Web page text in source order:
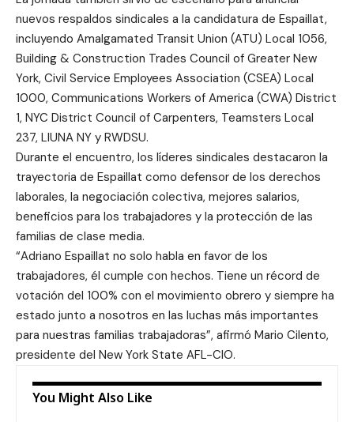
nuevos respaldos sindicales a la candidatura de Espaillat,
incluyendo Amalgamated Transit Union (ATU) Local 1056,
Building & Construction Trades Council of Greater New
York, Civil Service Employees Association (CSEA) Local
1000, Communications Workers of America (CWA) District
1, NYC District Council of Carpenters, Teamsters Local
237, LIUNA NY y RWDSU.
Durante el encuentro, los líderes sindicales destacaron la
trayectoria de Espaillat como defensor de los derechos
laborales, la negociación colectiva, mejores salarios,
beneficios para los trabajadores y la protección de las
familias de clase media.
“Adriano Espaillat no solo habla en favor de los
trabajadores, él cumple con hechos. Tiene un récord de
votación del 100% con el movimiento obrero y siempre ha
estado junto a nosotros en las luchas más importantes
para nuestras familias trabajadoras”, afirmó Mario Cilento,
presidente del New York State AFL-CIO.
You Might Also Like